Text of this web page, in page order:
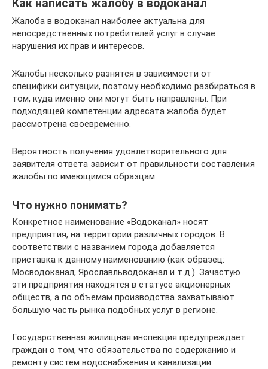
Как написать жалобу в водоканал
Жалоба в водоканал наиболее актуальна для
непосредственных потребителей услуг в случае
нарушения их прав и интересов.
Жалобы несколько разнятся в зависимости от
специфики ситуации, поэтому необходимо разбираться в
том, куда именно они могут быть направлены. При
подходящей компетенции адресата жалоба будет
рассмотрена своевременно.
Вероятность получения удовлетворительного для
заявителя ответа зависит от правильности составления
жалобы по имеющимся образцам.
Что нужно понимать?
Конкретное наименование «Водоканал» носят
предприятия, на территории различных городов. В
соответствии с названием города добавляется
приставка к данному наименованию (как образец:
Мосводоканал, Ярославльводоканал и т.д.). Зачастую
эти предприятия находятся в статусе акционерных
обществ, а по объемам производства захватывают
большую часть рынка подобных услуг в регионе.
Государственная жилищная инспекция предупреждает
граждан о том, что обязательства по содержанию и
ремонту систем водоснабжения и канализации